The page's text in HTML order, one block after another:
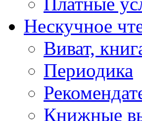
Нескучное
Виват,
Периодика
Книжные